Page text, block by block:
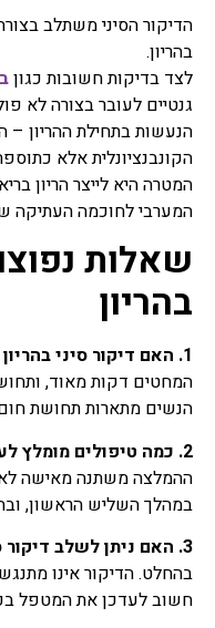
הדיקור הסיני משתלב
בהריון.
לצד בדיקות חשובות כגון
גנטיים לעובר בצורה לא
הנעשות בתחילת ההריון –
הקונבנציונלית אלא
המטרה היא לייצר הריון
המערבי לחוכמה העתיקה
שאלות
בהריון
1. האם דיקור סיני בהריון כואב?
המחטים דקות מאוד,
הנשים מתארות תחושת חום
2. כמה טיפולים מומלץ לעשות במהלך ההריון?
ההמלצה משתנה מאישה
במהלך השליש הראשון,
3. האם ניתן לשלב דיקור סיני עם טיפולים רפואיים אחרים?
בהחלט. הדיקור אינו
חשוב לעדכן את המטפל